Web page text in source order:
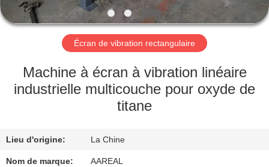
À
PROPOS
NOUS
L'USINE
Écran de vibration rectangulaire
Machine à écran à vibration linéaire
industrielle multicouche pour oxyde de
titane
Lieu d'origine: La Chine
Nom de marque: AAREAL